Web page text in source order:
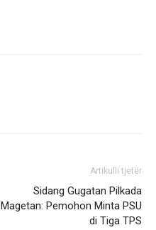
Artikulli tjetër
Sidang Gugatan Pilkada
Magetan: Pemohon Minta PSU
di Tiga TPS